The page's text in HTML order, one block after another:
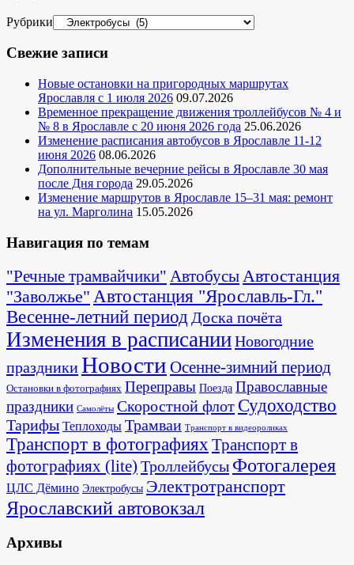
Рубрики
Свежие записи
Новые остановки на пригородных маршрутах
Ярославля с 1 июля 2026 09.07.2026
Временное прекращение движения троллейбусов № 4 и
№ 8 в Ярославле с 20 июня 2026 года 25.06.2026
Изменение расписания автобусов в Ярославле 11-12
июня 2026 08.06.2026
Дополнительные вечерние рейсы в Ярославле 30 мая
после Дня города 29.05.2026
Изменение маршрутов в Ярославле 15–31 мая: ремонт
на ул. Марголина 15.05.2026
Навигация по темам
"Речные трамвайчики" АвтобусыАвтостанция
"Заволжье" Автостанция "Ярославль-Гл."
Весенне-летний периодДоска почёта
Изменения в расписанииНовогодние
праздникиНовости Осенне-зимний период
Остановки в фотографиях Переправы Поезда Православные
праздники Самолёты Скоростной флот Судоходство
Тарифы Теплоходы Трамваи Транспорт в видеороликах
Транспорт в фотографияхТранспорт в
фотографиях (lite) Троллейбусы Фотогалерея
ЦЛС Дёмино Электробусы Электротранспорт
Ярославский автовокзал
Архивы